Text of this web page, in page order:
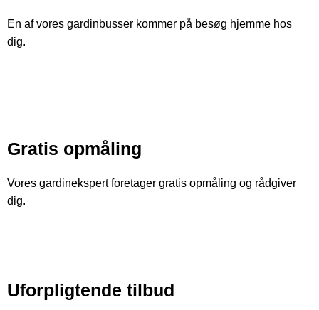
En af vores gardinbusser kommer på besøg hjemme hos
dig.
Gratis opmåling
Vores gardinekspert foretager gratis opmåling og rådgiver
dig.
Uforpligtende tilbud